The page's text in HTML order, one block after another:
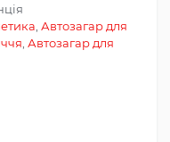
Автозагар для
Автозагар для